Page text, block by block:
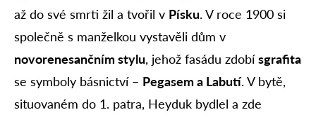
až do své smrti žil a tvořil v Písku. V roce 1900 si
společně s manželkou vystavěli dům v
novorenesančním stylu, jehož fasádu zdobísgrafita
se symboly básnictví – Pegasem a Labutí. V bytě,
situovaném do 1. patra, Heyduk bydlel a zde